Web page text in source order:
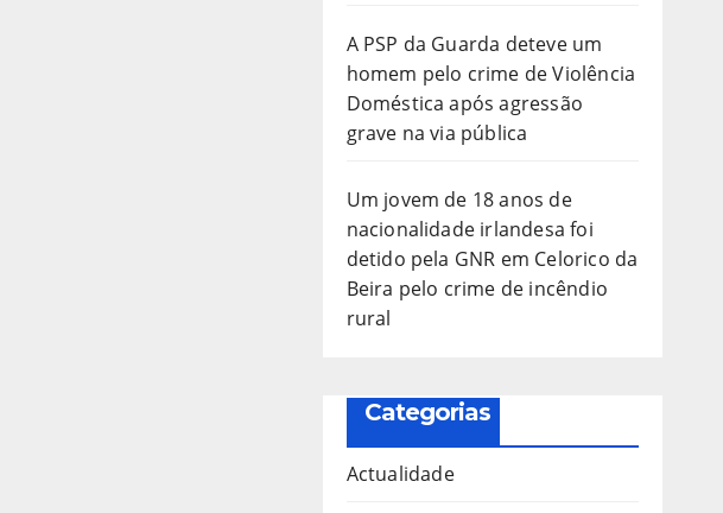
A PSP da Guarda deteve um
homem pelo crime de Violência
Doméstica após agressão
grave na via pública
Um jovem de 18 anos de
nacionalidade irlandesa foi
detido pela GNR em Celorico da
Beira pelo crime de incêndio
rural
Categorias
Actualidade